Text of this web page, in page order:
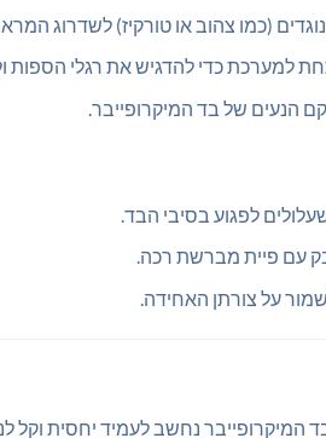
(כמו צהוב או טורקיז) לשדרוג
למערכת כדי להדגיש את רגלי הספות
של בד המיקרופייבר.
לפגוע בסיבי הבד.
עם פיית מברשת רכה.
על צורתן האחידה.
המיקרופייבר נחשב לעמיד יחסית וקל